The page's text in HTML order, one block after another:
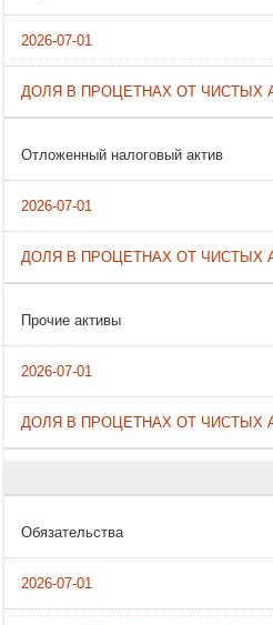
Отложенный налоговый актив
Прочие активы
Обязательства